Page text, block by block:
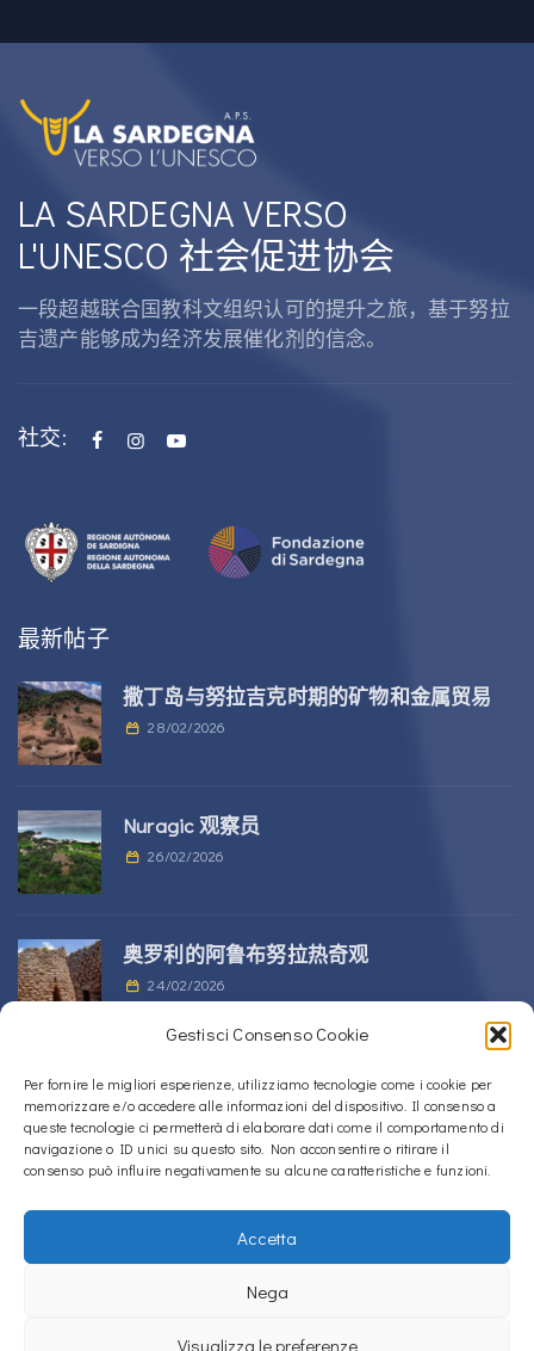
Gestisci Consenso Cookie
Per fornire le migliori esperienze, utilizziamo tecnologie come i cookie per
memorizzare e/o accedere alle informazioni del dispositivo. Il consenso a
queste tecnologie ci permetterà di elaborare dati come il comportamento di
navigazione o ID unici su questo sito. Non acconsentire o ritirare il
consenso può influire negativamente su alcune caratteristiche e funzioni.
Accetta
Nega
Visualizza le preferenze
LA SARDEGNA VERSO
L'UNESCO 社会促进协会
一段超越联合国教科文组织认可的提升之旅，基于努拉
吉遗产能够成为经济发展催化剂的信念。
社交:
最新帖子
撒丁岛与努拉吉克时期的矿物和金属贸易
28/02/2026
Nuragic 观察员
26/02/2026
奥罗利的阿鲁布努拉热奇观
24/02/2026
位于 Alà dei Sardi 的 Sos Nurattolos
Nuragic 建筑群
23/02/2026
Copyright © 2020 – 2026La Sardegna verso l'Unesco